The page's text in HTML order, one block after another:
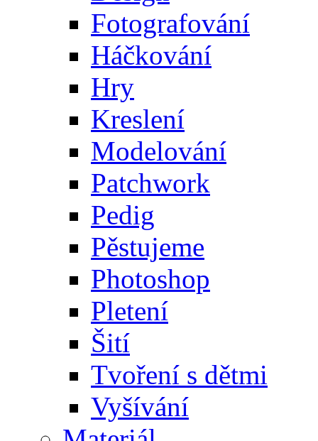
Fotografování
Háčkování
Hry
Kreslení
Modelování
Patchwork
Pedig
Pěstujeme
Photoshop
Pletení
Šití
Tvoření s dětmi
Vyšívání